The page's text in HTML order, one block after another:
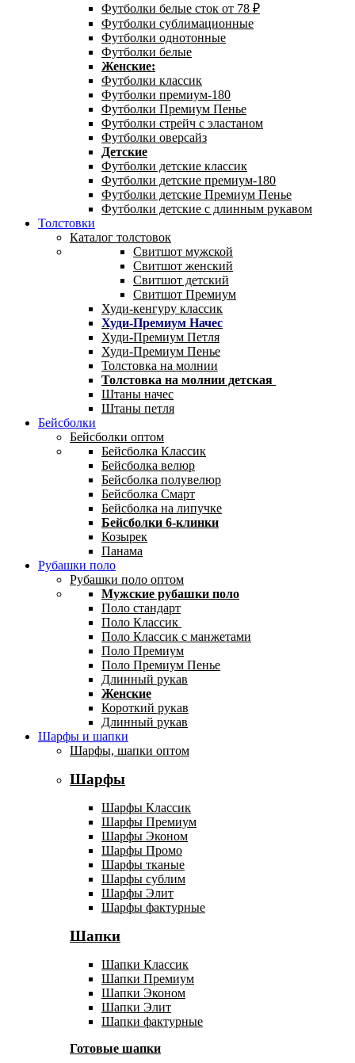
Футболки белые сток от 78 ₽
Футболки сублимационные
Футболки однотонные
Футболки белые
Женские:
Футболки классик
Футболки премиум-180
Футболки Премиум Пенье
Футболки стрейч с эластаном
Футболки оверсайз
Детские
Футболки детские классик
Футболки детские премиум-180
Футболки детские Премиум Пенье
Футболки детские с длинным рукавом
Толстовки
Каталог толстовок
Свитшот мужской
Свитшот женский
Свитшот детский
Свитшот Премиум
Худи-кенгуру классик
Худи-Премиум Начес
Худи-Премиум Петля
Худи-Премиум Пенье
Толстовка на молнии
Толстовка на молнии детская
Штаны начес
Штаны петля
Бейсболки
Бейсболки оптом
Бейсболка Классик
Бейсболка велюр
Бейсболка полувелюр
Бейсболка Смарт
Бейсболка на липучке
Бейсболки 6-клинки
Козырек
Панама
Рубашки поло
Рубашки поло оптом
Мужские рубашки поло
Поло стандарт
Поло Классик
Поло Классик с манжетами
Поло Премиум
Поло Премиум Пенье
Длинный рукав
Женские
Короткий рукав
Длинный рукав
Шарфы и шапки
Шарфы, шапки оптом
Шарфы
Шарфы Классик
Шарфы Премиум
Шарфы Эконом
Шарфы Промо
Шарфы тканые
Шарфы сублим
Шарфы Элит
Шарфы фактурные
Шапки
Шапки Классик
Шапки Премиум
Шапки Эконом
Шапки Элит
Шапки фактурные
Готовые шапки